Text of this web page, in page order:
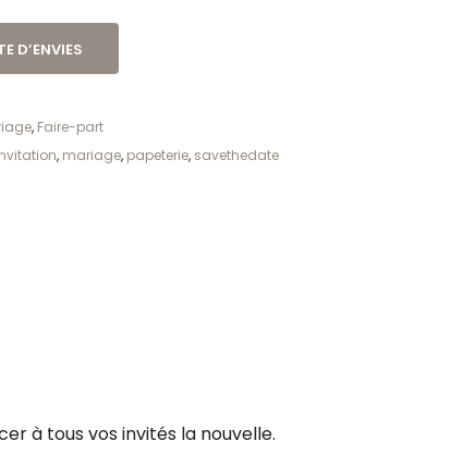
D’ENVIES
, Faire-part
, mariage, papeterie, savethedate
à tous vos invités la nouvelle.